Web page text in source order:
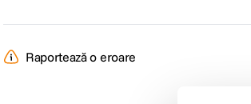
Raportează o eroare